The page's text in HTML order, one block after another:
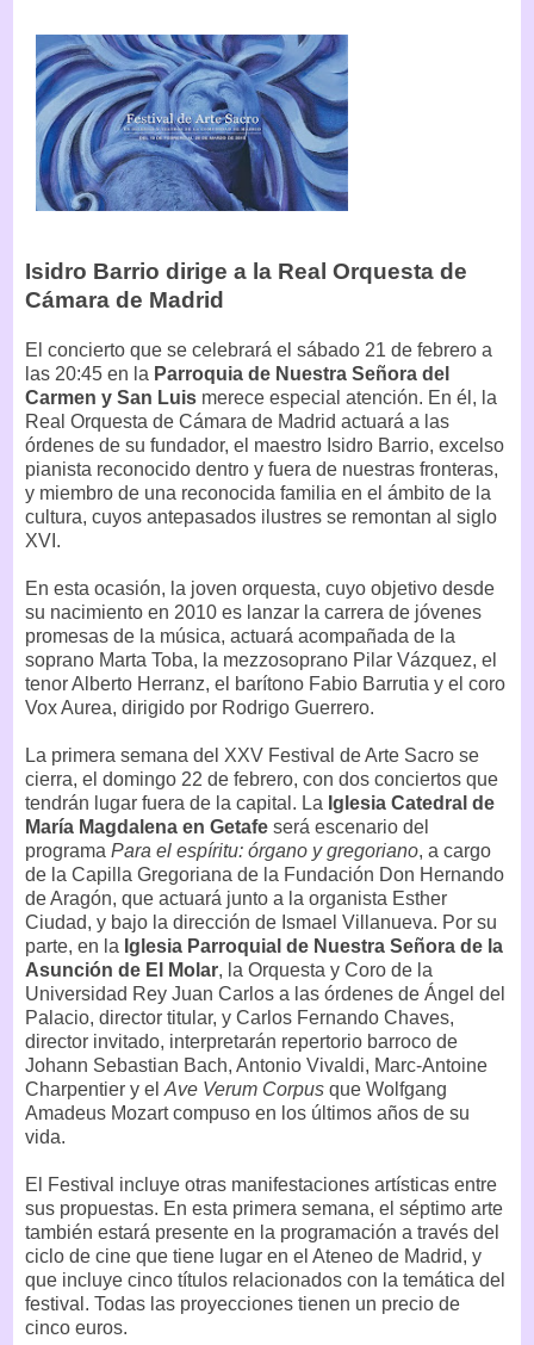
Isidro Barrio dirige a la Real Orquesta de
Cámara de Madrid
El concierto que se celebrará el sábado 21 de febrero a
las 20:45 en la Parroquia de Nuestra Señora del
Carmen y San Luis merece especial atención. En él, la
Real Orquesta de Cámara de Madrid actuará a las
órdenes de su fundador, el maestro Isidro Barrio, excelso
pianista reconocido dentro y fuera de nuestras fronteras,
y miembro de una reconocida familia en el ámbito de la
cultura, cuyos antepasados ilustres se remontan al siglo
XVI.
En esta ocasión, la joven orquesta, cuyo objetivo desde
su nacimiento en 2010 es lanzar la carrera de jóvenes
promesas de la música, actuará acompañada de la
soprano Marta Toba, la mezzosoprano Pilar Vázquez, el
tenor Alberto Herranz, el barítono Fabio Barrutia y el coro
Vox Aurea, dirigido por Rodrigo Guerrero.
La primera semana del XXV Festival de Arte Sacro se
cierra, el domingo 22 de febrero, con dos conciertos que
tendrán lugar fuera de la capital. La Iglesia Catedral de
María Magdalena en Getafe será escenario del
programa Para el espíritu: órgano y gregoriano, a cargo
de la Capilla Gregoriana de la Fundación Don Hernando
de Aragón, que actuará junto a la organista Esther
Ciudad, y bajo la dirección de Ismael Villanueva. Por su
parte, en la Iglesia Parroquial de Nuestra Señora de la
Asunción de El Molar, la Orquesta y Coro de la
Universidad Rey Juan Carlos a las órdenes de Ángel del
Palacio, director titular, y Carlos Fernando Chaves,
director invitado, interpretarán repertorio barroco de
Johann Sebastian Bach, Antonio Vivaldi, Marc-Antoine
Charpentier y el Ave Verum Corpus que Wolfgang
Amadeus Mozart compuso en los últimos años de su
vida.
El Festival incluye otras manifestaciones artísticas entre
sus propuestas. En esta primera semana, el séptimo arte
también estará presente en la programación a través del
ciclo de cine que tiene lugar en el Ateneo de Madrid, y
que incluye cinco títulos relacionados con la temática del
festival. Todas las proyecciones tienen un precio de
cinco euros.